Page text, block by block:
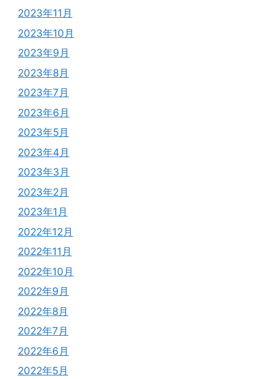
2023年11月
2023年10月
2023年9月
2023年8月
2023年7月
2023年6月
2023年5月
2023年4月
2023年3月
2023年2月
2023年1月
2022年12月
2022年11月
2022年10月
2022年9月
2022年8月
2022年7月
2022年6月
2022年5月